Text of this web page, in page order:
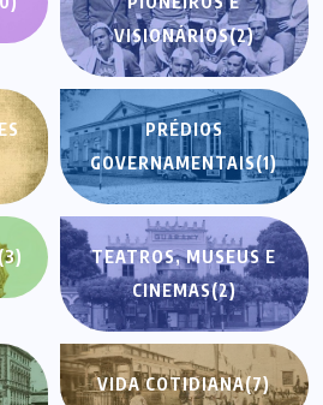
VISIONÁRIOS(2)
PRÉDIOS
GOVERNAMENTAIS(1)
(3)
TEATROS, MUSEUS E
CINEMAS(2)
VIDA COTIDIANA(7)